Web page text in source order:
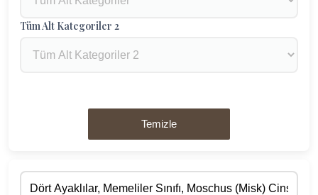
Tüm Alt Kategoriler 2
Temizle